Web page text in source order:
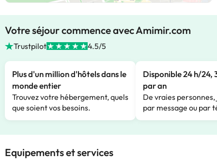
Votre séjour commence avec Amimir.com
Trustpilot 4.5/5
Plus d'un million d'hôtels dans le
monde entier
Trouvez votre hébergement, quels
que soient vos besoins.
Disponible 24 h/24,
par an
De vraies
par message ou par
Equipements et services